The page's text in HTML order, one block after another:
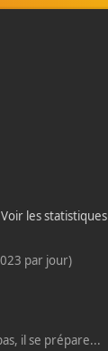
Voir les statistiques
par jour)
il se prépare...